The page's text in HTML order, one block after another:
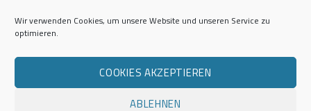
Wir verwenden Cookies, um unsere Website und unseren Service zu
optimieren.
COOKIES AKZEPTIEREN
ABLEHNEN
Career Week 2026
Die Career Center im Überblick
Kontakt zur AG Career Service